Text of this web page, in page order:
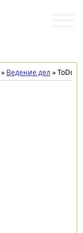
» Ведение дел »